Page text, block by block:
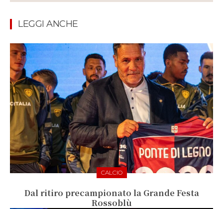
LEGGI ANCHE
CALCIO
Dal ritiro precampionato la Grande Festa
Rossoblù